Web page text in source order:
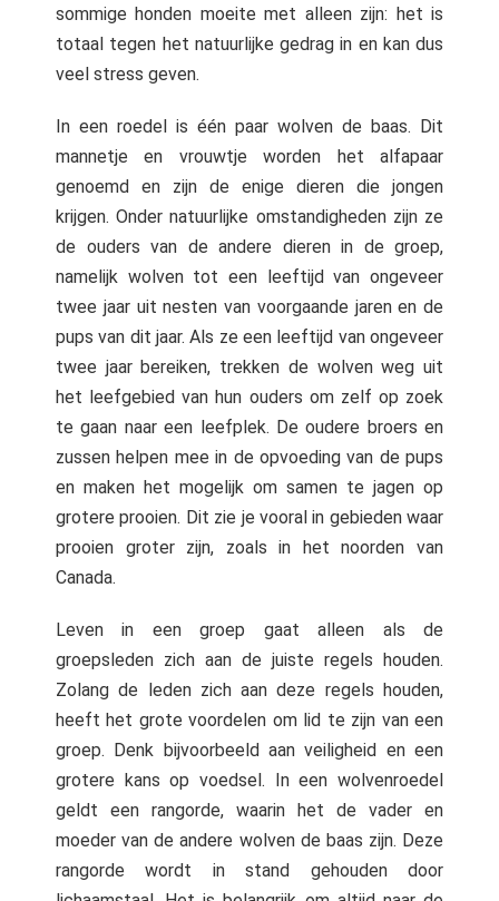
sommige honden moeite met alleen zijn: het is
totaal tegen het natuurlijke gedrag in en kan dus
veel stress geven.
In een roedel is één paar wolven de baas. Dit
mannetje en vrouwtje worden het alfapaar
genoemd en zijn de enige dieren die jongen
krijgen. Onder natuurlijke omstandigheden zijn ze
de ouders van de andere dieren in de groep,
namelijk wolven tot een leeftijd van ongeveer
twee jaar uit nesten van voorgaande jaren en de
pups van dit jaar. Als ze een leeftijd van ongeveer
twee jaar bereiken, trekken de wolven weg uit
het leefgebied van hun ouders om zelf op zoek
te gaan naar een leefplek. De oudere broers en
zussen helpen mee in de opvoeding van de pups
en maken het mogelijk om samen te jagen op
grotere prooien. Dit zie je vooral in gebieden waar
prooien groter zijn, zoals in het noorden van
Canada.
Leven in een groep gaat alleen als de
groepsleden zich aan de juiste regels houden.
Zolang de leden zich aan deze regels houden,
heeft het grote voordelen om lid te zijn van een
groep. Denk bijvoorbeeld aan veiligheid en een
grotere kans op voedsel. In een wolvenroedel
geldt een rangorde, waarin het de vader en
moeder van de andere wolven de baas zijn. Deze
rangorde wordt in stand gehouden door